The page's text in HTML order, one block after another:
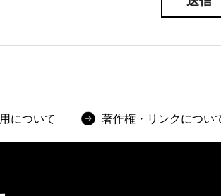
について 著作権・リンクについ